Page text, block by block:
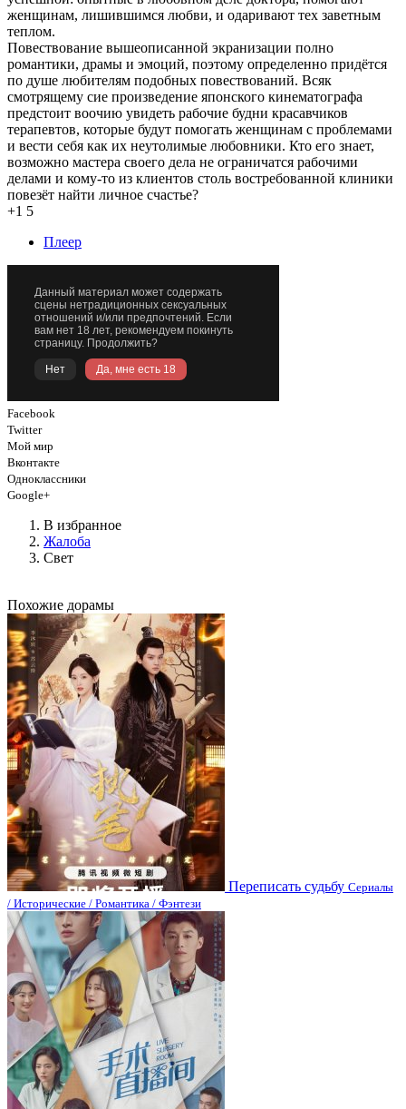
женщинам, лишившимся любви, и одаривают тех заветным
теплом.
Повествование вышеописанной экранизации полно
романтики, драмы и эмоций, поэтому определенно придётся
по душе любителям подобных повествований. Всяк
смотрящему сие произведение японского кинематографа
предстоит воочию увидеть рабочие будни красавчиков
терапевтов, которые будут помогать женщинам с проблемами
и вести себя как их неутолимые любовники. Кто его знает,
возможно мастера своего дела не ограничатся рабочими
делами и кому-то из клиентов столь востребованной клиники
повезёт найти личное счастье?
+1 5
Плеер
Facebook
Twitter
Мой мир
Вконтакте
Одноклассники
Google+
В избранное
Жалоба
Свет
Похожие дорамы
Переписать судьбу Сериалы
/ Исторические / Романтика / Фэнтези